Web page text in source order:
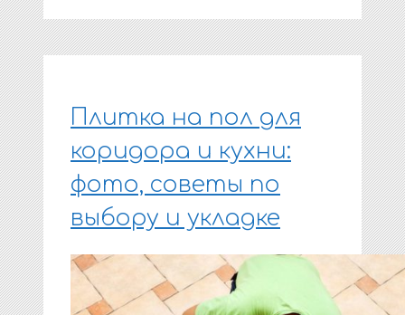
Плитка на пол для
коридора и кухни:
фото, советы по
выбору и укладке